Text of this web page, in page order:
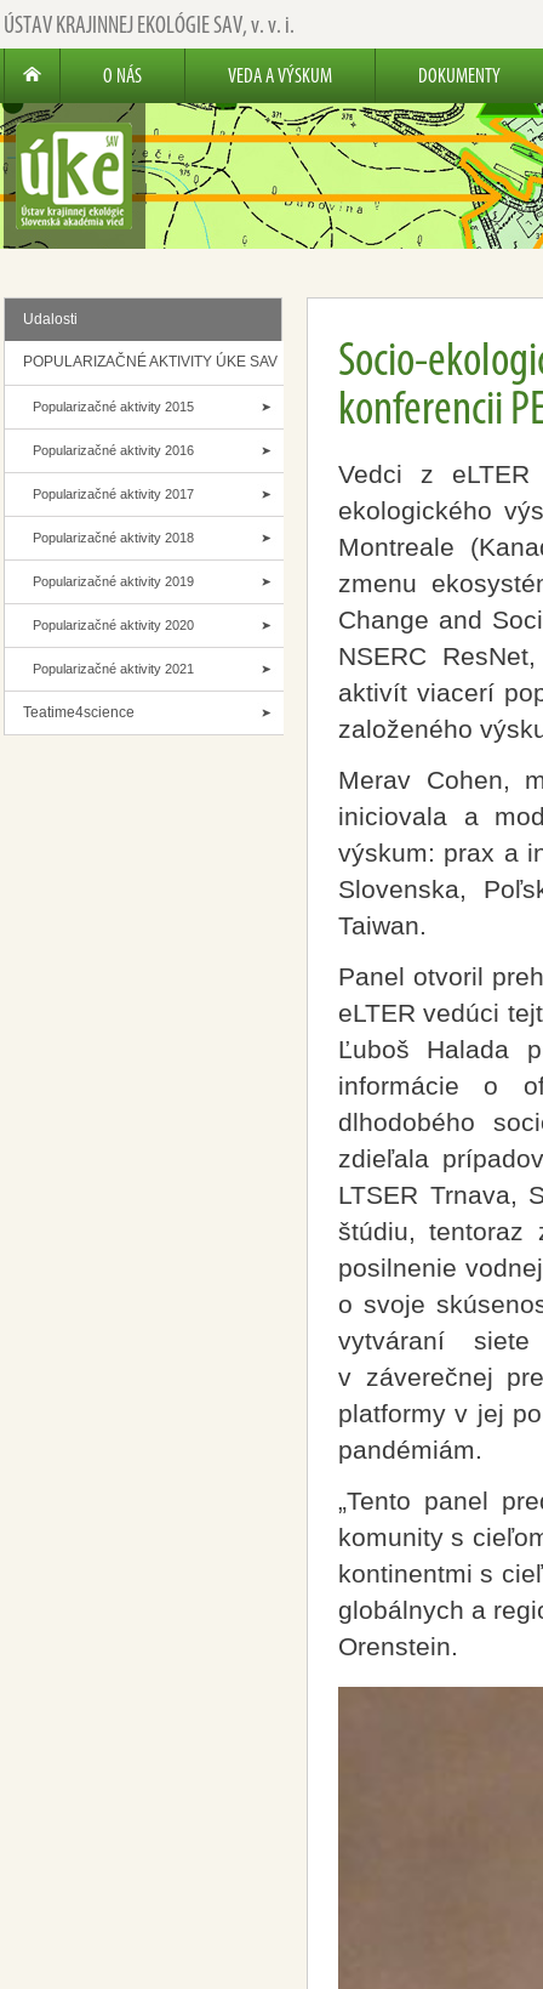
ÚSTAV KRAJINNEJ EKOLÓGIE SAV,v. v. i.
O NÁS VEDA A VÝSKUM DOKUMENTY
Udalosti
POPULARIZAČNÉ AKTIVITY ÚKE SAV
Popularizačné aktivity 2015
Popularizačné aktivity 2016
Popularizačné aktivity 2017
Popularizačné aktivity 2018
Popularizačné aktivity 2019
Popularizačné aktivity 2020
Popularizačné aktivity 2021
Teatime4science
Socio-
konferencii
Vedci z
ekologického
Montreale
zmenu
Change and
NSERC
aktivít viacerí
založeného
Merav Cohen,
iniciovala a
výskum: prax a
Slovenska,
Taiwan.
Panel otvoril
eLTER vedúci
Ľuboš Halada
informácie o
dlhodobého
zdieľala
LTSER Trnava,
štúdiu, tentoraz
posilnenie
o svoje
vytváraní
v záverečnej
platformy v jej
pandémiám.
„Tento panel
komunity s
kontinentmi s
globálnych a
Orenstein.